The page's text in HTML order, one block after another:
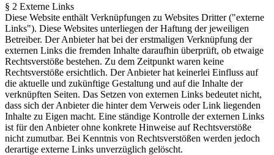
§ 2 Externe Links
Diese Website enthält Verknüpfungen zu Websites Dritter ("externe
Links"). Diese Websites unterliegen der Haftung der jeweiligen
Betreiber. Der Anbieter hat bei der erstmaligen Verknüpfung der
externen Links die fremden Inhalte daraufhin überprüft, ob etwaige
Rechtsverstöße bestehen. Zu dem Zeitpunkt waren keine
Rechtsverstöße ersichtlich. Der Anbieter hat keinerlei Einfluss auf
die aktuelle und zukünftige Gestaltung und auf die Inhalte der
verknüpften Seiten. Das Setzen von externen Links bedeutet nicht,
dass sich der Anbieter die hinter dem Verweis oder Link liegenden
Inhalte zu Eigen macht. Eine ständige Kontrolle der externen Links
ist für den Anbieter ohne konkrete Hinweise auf Rechtsverstöße
nicht zumutbar. Bei Kenntnis von Rechtsverstößen werden jedoch
derartige externe Links unverzüglich gelöscht.